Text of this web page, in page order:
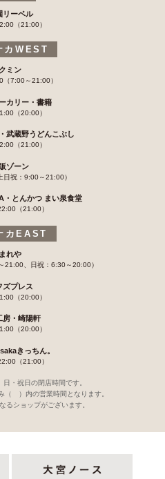
リーベル
（21:00）
カWEST
ミン
7:00～21:00）
カリー・書籍
（20:00）
武蔵野うどんこぶし
（21:00）
ゾーン
祝：9:00～21:00）
・とんかつ まい泉食堂
（21:00）
カEAST
れや
21:00、日祝：6:30～20:00）
ズプレス
（20:00）
房・崎陽軒
（20:00）
きっちん。
（21:00）
・祝日の閉店時間です。
（ ）内の営業時間となります。
るショップがございます。